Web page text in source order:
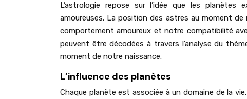
L’astrologie repose sur l’idée que les
amoureuses. La position des astres au moment
comportement amoureux et notre compatibilité
peuvent être décodées à travers l’analyse du
moment de notre naissance.
L’influence des planètes
Chaque planète est associée à un domaine de la